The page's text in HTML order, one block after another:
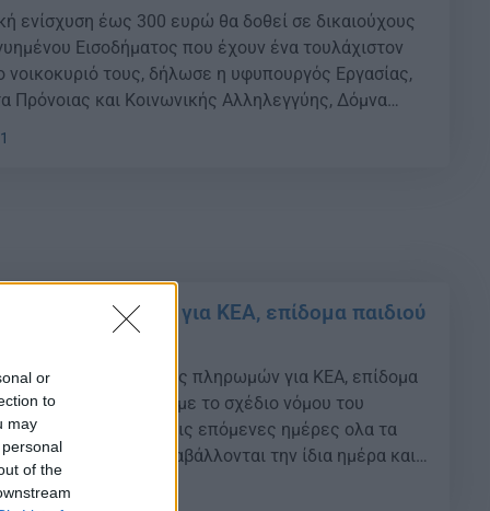
or
to
may
of the
ενίσχυση έως 300 ευρώ θα δοθεί σε δικαιούχους
Εισοδήματος που έχουν ένα τουλάχιστον
νοικοκυριό τους, δήλωσε η υφυπουργός Εργασίας,
Πρόνοιας και Κοινωνικής Αλληλεγγύης, Δόμνα
σε εκπομπή του τηλεοπτικού σταθμού ΣΚΑΙ. {ad}
η καταβολή επιπλέον εισοδηματικής
πληρωμών για ΚΕΑ, επίδομα παιδιού
τις ημερομηνίες πληρωμών για ΚΕΑ, επίδομα
ενοικίου. Σύμφωνα με το σχέδιο νόμου του
που θα ψηφιστεί τις επόμενες ημέρες ολα τα
ο ΟΠΕΚΑ θα καταβάλλονται την ίδια ημέρα και
εργάσιμη κάθε μήνα. {ad} Την Παρασκευή 24